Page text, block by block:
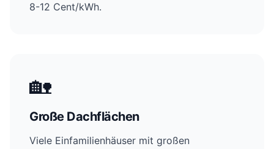
8-12 Cent/kWh.
🏡
Große Dachflächen
Viele Einfamilienhäuser mit großen